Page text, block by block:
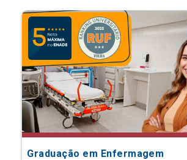
Graduação em Enfermagem